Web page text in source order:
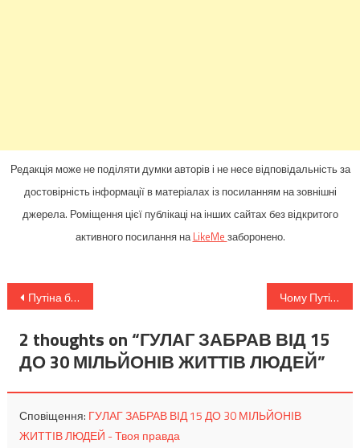
Редакція може не поділяти думки авторів і не несе відповідальність за
достовірність інформації в матеріалах із посиланням на зовнішні
джерела. Роміщення цієї публікаці на інших сайтах без відкритого
активного посилання наLikeMe заборонено.
Навігація
записів
Путіна більше не бояться: У США різко зросла підтримка надання зброї Україні Чому Путін так вперто намагається подати свою ганьбу як свою перемогу?
2 thoughts on “ГУЛАГ ЗАБРАВ ВІД 15
ДО 30 МІЛЬЙОНІВ ЖИТТІВ ЛЮДЕЙ”
Сповіщення: ГУЛАГ ЗАБРАВ ВІД 15 ДО 30 МІЛЬЙОНІВ
ЖИТТІВ ЛЮДЕЙ - Твоя правда